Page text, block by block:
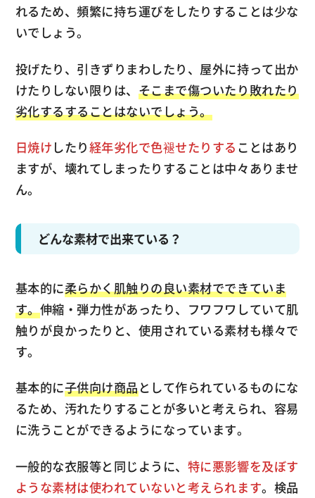
れるため、頻繁に持ち運びをしたりすることは少な
いでしょう。
投げたり、引きずりまわしたり、屋外に持って出か
けたりしない限りは、 そこまで傷ついたり敗れたり
劣化するすることはないでしょう。
日焼けしたり経年劣化で色褪せたりする ことはあり
ますが、壊れてしまったりすることは中々ありませ
ん。
どんな素材で出来ている？
基本的に柔らかく肌触りの良い素材でできていま
す。伸縮・弾力性があったり、フワフワしていて肌
触りが良かったりと、使用されている素材も様々で
す。
基本的に子供向け商品として作られているものにな
るため、汚れたりすることが多いと考えられ、容易
に洗うことができるようになっています。
一般的な衣服等と同じように、 特に悪影響を及ぼす
ような素材は使われていないと考えられます。検品